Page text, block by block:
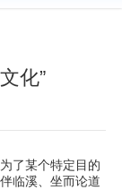
化”
了某个特定目的
临溪、坐而论道